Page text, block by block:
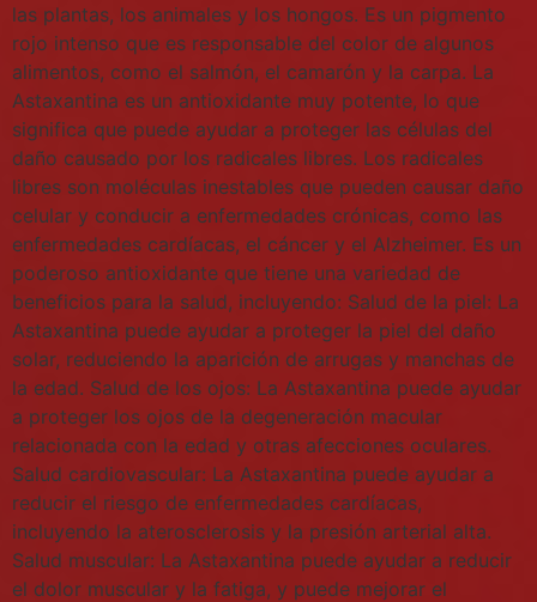
las plantas, los animales y los hongos. Es un pigmento
rojo intenso que es responsable del color de algunos
alimentos, como el salmón, el camarón y la carpa. La
Astaxantina es un antioxidante muy potente, lo que
significa que puede ayudar a proteger las células del
daño causado por los radicales libres. Los radicales
libres son moléculas inestables que pueden causar daño
celular y conducir a enfermedades crónicas, como las
enfermedades cardíacas, el cáncer y el Alzheimer. Es un
poderoso antioxidante que tiene una variedad de
beneficios para la salud, incluyendo: Salud de la piel: La
Astaxantina puede ayudar a proteger la piel del daño
solar, reduciendo la aparición de arrugas y manchas de
la edad. Salud de los ojos: La Astaxantina puede ayudar
a proteger los ojos de la degeneración macular
relacionada con la edad y otras afecciones oculares.
Salud cardiovascular: La Astaxantina puede ayudar a
reducir el riesgo de enfermedades cardíacas,
incluyendo la aterosclerosis y la presión arterial alta.
Salud muscular: La Astaxantina puede ayudar a reducir
el dolor muscular y la fatiga, y puede mejorar el